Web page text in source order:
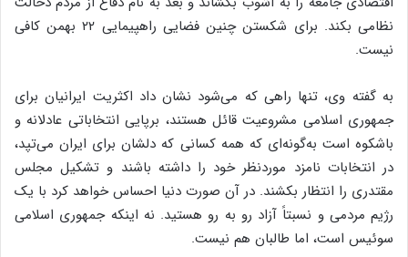
نظامی بکند. برای شکستن چنین فضایی راهپیمایی ۲۲ بهمن کافی
نیست.
به گفته وی، تنها راهی که می‌شود نشان داد اکثریت ایرانیان برای
جمهوری اسلامی مشروعیت قائل هستند، برپایی انتخاباتی عادلانه و
باشکوه است به‌گونه‌ای که همه کسانی که دلشان برای ایران می‌تپد،
در انتخابات نامزد موردنظر خود را داشته باشند و تشکیل مجلس
مقتدری را انتظار بکشند. در آن صورت دنیا احساس خواهد کرد با یک
رژیم مردمی و نسبتاً آزاد رو به رو هستید. نه اینکه جمهوری اسلامی
سوئیس است، اما طالبان هم نیست.